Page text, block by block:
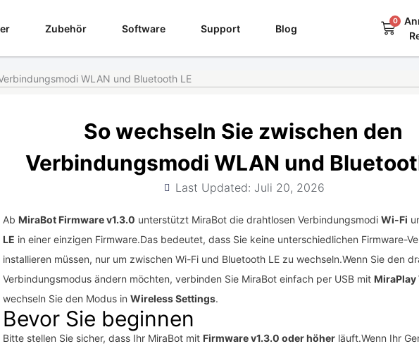
Zubehör Software Support Blog
0
WLAN und Bluetooth LE
So wechseln Sie zwischen den
Verbindungsmodi WLAN und
Last Updated: Juli 20, 2026
Ab MiraBot Firmware v1.3.0 unterstützt MiraBot die drahtlosen Verbindungsmodi Wi-Fi
LE in einer einzigen Firmware.Das bedeutet, dass Sie keine unterschiedlichen Firmware-
installieren müssen, nur um zwischen Wi-Fi und Bluetooth LE zu wechseln.Wenn Sie den
Verbindungsmodus ändern möchten, verbinden Sie MiraBot einfach per USB mit MiraPlay
wechseln Sie den Modus in Wireless Settings.
Bevor Sie beginnen
Bitte stellen Sie sicher, dass Ihr MiraBot mit Firmware v1.3.0 oder höherläuft.Wenn Ihr